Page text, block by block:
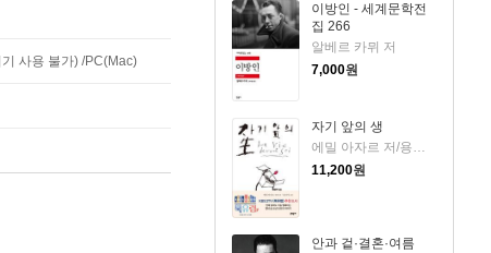
이방인 - 세계문학전
집 266
알베르 카뮈 저
7,000원
자기 앞의 생
에밀 아자르 저/용경식 역
11,200원
안과 겉·결혼·여름
사용 불가) /PC(Mac)